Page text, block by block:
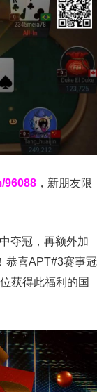
96088 ，新朋友限
夺冠，再额外加
恭喜APT#3赛事冠
获得此福利的国